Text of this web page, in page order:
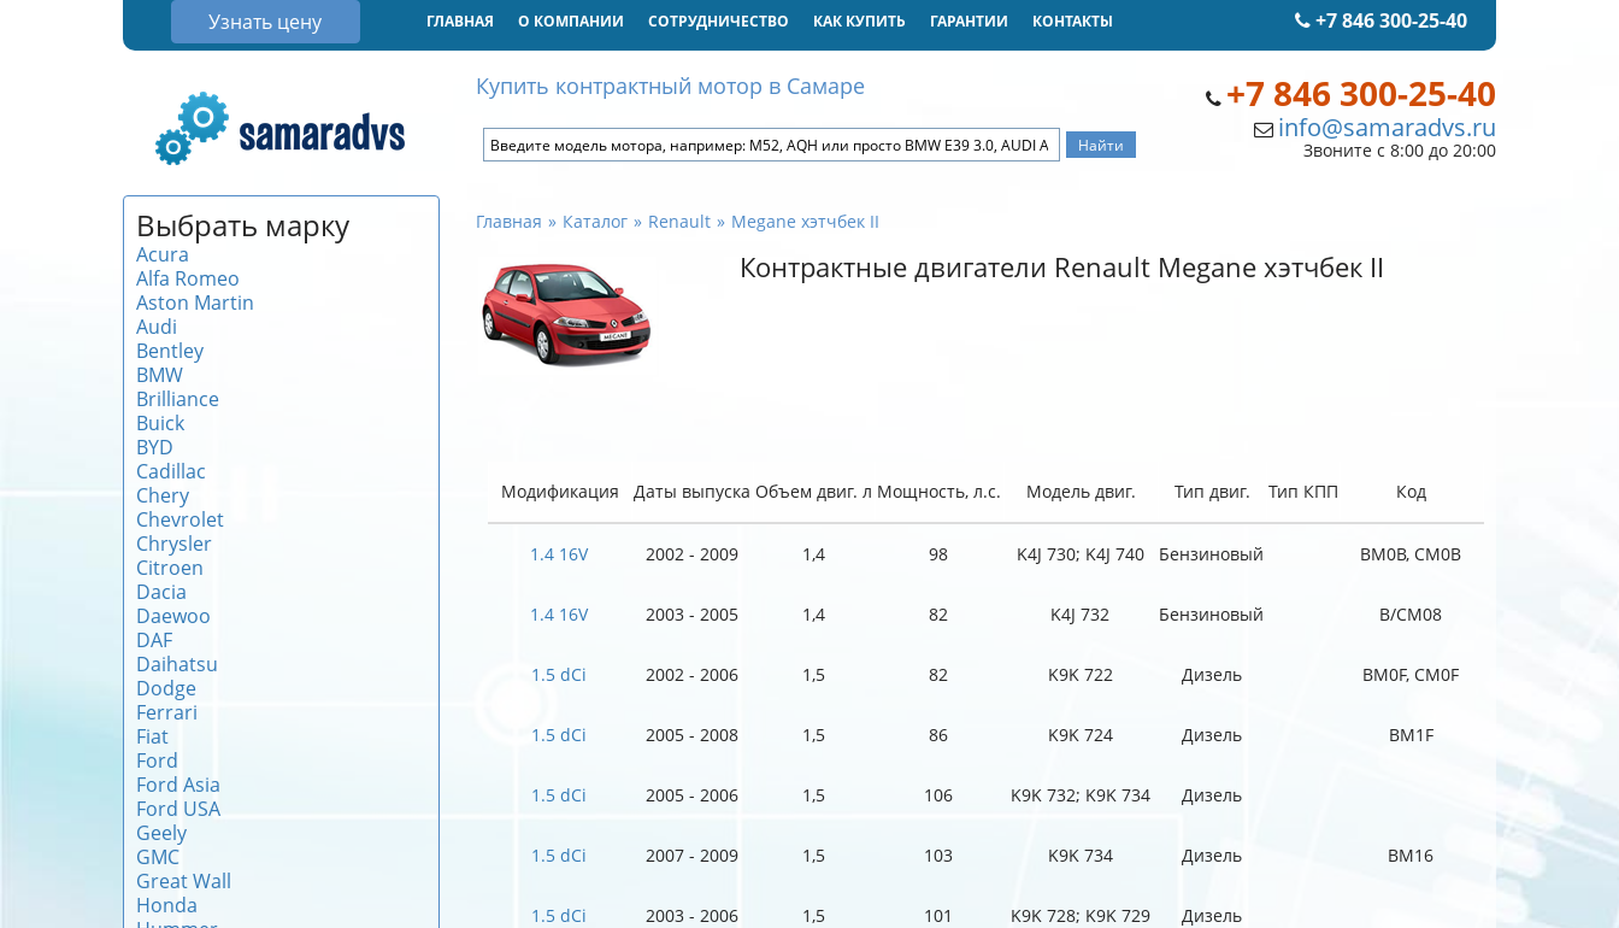
Узнать цену +7 846 300-25-40
ГЛАВНАЯ О КОМПАНИИ СОТРУДНИЧЕСТВО КАК КУПИТЬ ГАРАНТИИ КОНТАКТЫ
+7 846 300-25-40
info@samaradvs.ru
Звоните с 8:00 до 20:00
Купить контрактный мотор в Самаре
Выбрать марку
Acura
Alfa Romeo
Aston Martin
Audi
Bentley
BMW
Brilliance
Buick
BYD
Cadillac
Chery
Chevrolet
Chrysler
Citroen
Dacia
Daewoo
DAF
Daihatsu
Dodge
Ferrari
Fiat
Ford
Ford Asia
Ford USA
Geely
GMC
Great Wall
Honda
Главная Каталог Renault Megane хэтчбек II
Контрактные двигатели Renault Megane хэтчбек II
Модификация Даты выпуска Объем двиг. л Мощность, л.с. Модель двиг. Тип двиг. Тип КПП Код
1.4 16V 2002 - 2009 1,4 98 K4J 730; K4J 740 Бензиновый BM0B, CM0B
1.4 16V 2003 - 2005 1,4 82 K4J 732 Бензиновый B/CM08
1.5 dCi 2002 - 2006 1,5 82 K9K 722 Дизель BM0F, CM0F
1.5 dCi 2005 - 2008 1,5 86 K9K 724 Дизель BM1F
1.5 dCi 2005 - 2006 1,5 106 K9K 732; K9K 734 Дизель
1.5 dCi 2007 - 2009 1,5 103 K9K 734 Дизель BM16
1.5 dCi 2003 - 2006 1,5 101 K9K 728; K9K 729 Дизель